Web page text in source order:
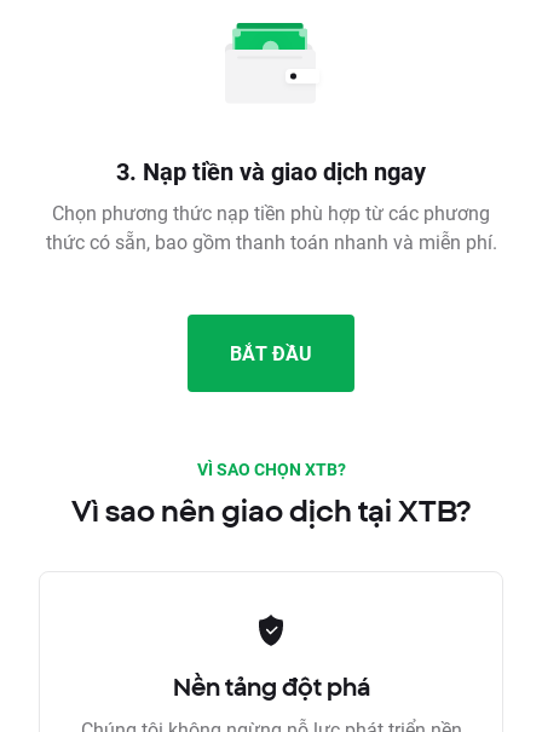
3. Nạp tiền và giao dịch ngay
Chọn phương thức nạp tiền phù hợp từ các phương
thức có sẵn, bao gồm thanh toán nhanh và miễn phí.
BẮT ĐẦU
VÌ SAO CHỌN XTB?
Vì sao nên giao dịch tại XTB?
Nền tảng đột phá